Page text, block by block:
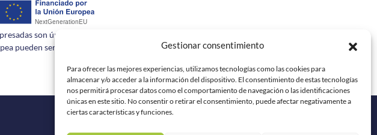
Gestionar consentimiento
Para ofrecer las mejores experiencias, utilizamos tecnologías como las cookies para
almacenar y/o acceder a la información del dispositivo. El consentimiento de estas tecnologías
nos permitirá procesar datos como el comportamiento de navegación o las identificaciones
únicas en este sitio. No consentir o retirar el consentimiento, puede afectar negativamente a
ciertas características y funciones.
son únicamente los del autor o autores y no reflejan necesariamente los de la Unión
pueden ser consideradas responsables de las mismas. ”